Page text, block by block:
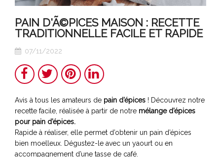
PAIN D'Ã©PICES MAISON : RECETTE
TRADITIONNELLE FACILE ET RAPIDE
07/11/2022
Avis à tous les amateurs de pain d’épices ! Découvrez notre
recette facile, réalisée à partir de notre mélange d’épices
pour pain d’épices.
Rapide à réaliser, elle permet d’obtenir un pain d’épices
bien moelleux. Dégustez-le avec un yaourt ou en
accompagnement d’une tasse de café.